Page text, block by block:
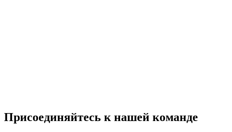
Присоединяйтесь к нашей команде